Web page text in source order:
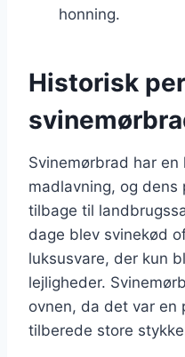
honning.
Historisk
Svinemørbrad har
madlavning, og dens
tilbage til
dage blev svinekød
luksusvare, der kun
lejligheder.
ovnen, da det var en
tilberede store